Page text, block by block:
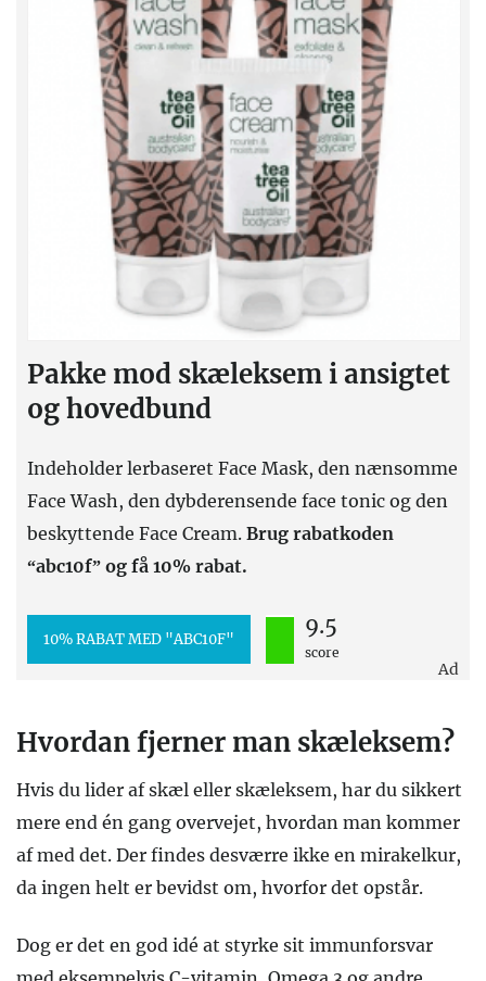
Pakke mod skæleksem i ansigtet
og hovedbund
Indeholder lerbaseret Face Mask, den nænsomme
Face Wash, den dybderensende face tonic og den
beskyttende Face Cream. Brug rabatkoden
“abc10f” og få 10% rabat.
10% RABAT MED "ABC10F"
9.5
score
Ad
Hvordan fjerner man skæleksem?
Hvis du lider af skæl eller skæleksem, har du sikkert
mere end én gang overvejet, hvordan man kommer
af med det. Der findes desværre ikke en mirakelkur,
da ingen helt er bevidst om, hvorfor det opstår.
Dog er det en god idé at styrke sit immunforsvar